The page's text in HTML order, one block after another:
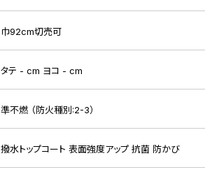
巾92cm切売可
タテ - cm ヨコ - cm
準不燃 （防火種別:2-3）
撥水トップコート 表面強度アップ 抗菌 防かび